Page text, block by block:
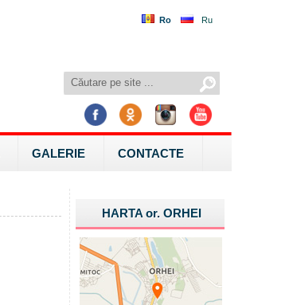
Ro Ru
GALERIE CONTACTE
HARTA or.ORHEI